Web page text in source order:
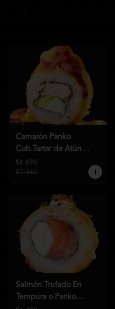
Camarón Panko
Cub.Tartar de Atún
(HR07)
$6.690
$7.360
Salmón Trufado En
Tempura o Panko